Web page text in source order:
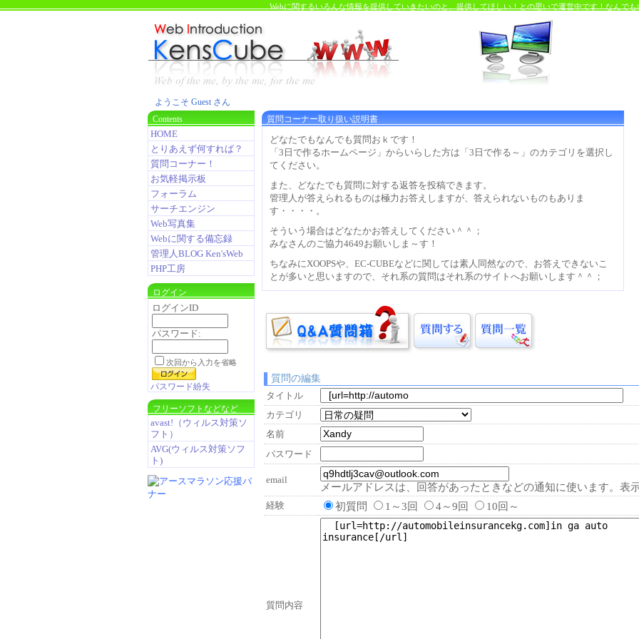
Webに関するいろんな情報を提供していきたいのと、提供してほしい！との思いで運営中です！なんで
ようこそ Guest さん
Contents
HOME
とりあえず何すれば？
質問コーナー！
お気軽掲示板
フォーラム
サーチエンジン
Web写真集
Webに関する備忘録
管理人BLOG Ken'sWeb
PHP工房
ログイン
ログインID
パスワード:
次回から入力を省略
パスワード紛失
フリーソフトなどなど
avast!（ウィルス対策ソ
フト）
AVG(ウィルス対策ソフ
ト)
質問コーナー取り扱い説明書
どなたでもなんでも質問おｋです！
「3日で作るホームページ」からいらした方は「3日で作る～」のカテゴリを選択し
てください。
また、どなたでも質問に対する返答を投稿できます。
管理人が答えられるものは極力お答えしますが、答えられないものもありま
す・・・・。
そういう場合はどなたかお答えしてください＾＾；
みなさんのご協力4649お願いしま～す！
ちなみにXOOPSや、EC-CUBEなどに関しては素人同然なので、お答えできないこ
とが多いと思いますので、それ系の質問はそれ系のサイトへお願いします＾＾；
質問の編集
タイトル
カテゴリ
名前
パスワード
email
メールアドレスは、回答があったときなどの通知に使います。表
経験 初質問 1～3回 4～9回 10回～
質問内容